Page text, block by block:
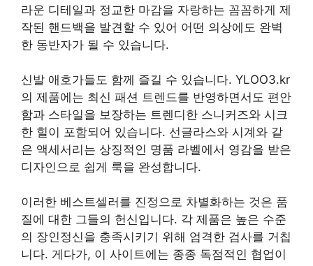
라운 디테일과 정교한 마감을 자랑하는 꼼꼼하게 제
작된 핸드백을 발견할 수 있어 어떤 의상에도 완벽
한 동반자가 될 수 있습니다.
신발 애호가들도 함께 즐길 수 있습니다. YLOO3.kr
의 제품에는 최신 패션 트렌드를 반영하면서도 편안
함과 스타일을 보장하는 트렌디한 스니커즈와 시크
한 힐이 포함되어 있습니다. 선글라스와 시계와 같
은 액세서리는 상징적인 명품 라벨에서 영감을 받은
디자인으로 쉽게 룩을 완성합니다.
이러한 베스트셀러를 진정으로 차별화하는 것은 품
질에 대한 그들의 헌신입니다. 각 제품은 높은 수준
의 장인정신을 충족시키기 위해 엄격한 검사를 거칩
니다. 게다가, 이 사이트에는 종종 독점적인 협업이